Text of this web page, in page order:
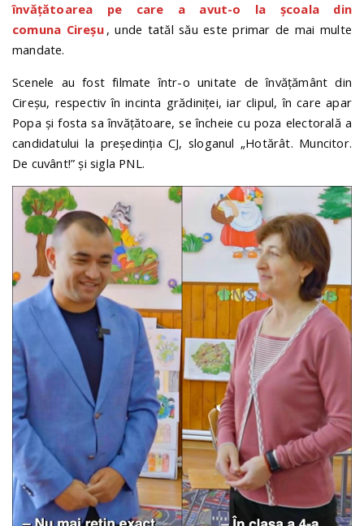
învățătoarea pe care a avut-o la școala din
comuna Cireșu , unde tatăl său este primar de mai multe
mandate.
Scenele au fost filmate într-o unitate de învățământ din
Cireșu, respectiv în incinta grădiniței, iar clipul, în care apar
Popa și fosta sa învățătoare, se încheie cu poza electorală a
candidatului la președinția CJ, sloganul „Hotărât. Muncitor.
De cuvânt!” și sigla PNL.